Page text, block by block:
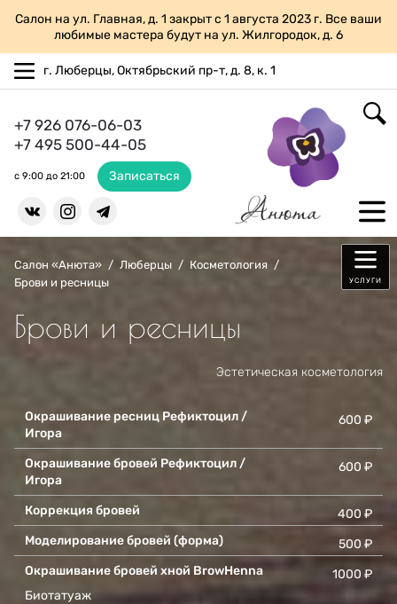
Салон на ул. Главная, д. 1 закрыт с 1 августа 2023 г. Все ваши
любимые мастера будут на ул. Жилгородок, д. 6
г. Люберцы, Октябрьский пр-т, д. 8, к. 1
+7 926 076-06-03
+7 495 500-44-05
с 9:00 до 21:00 Записаться
УСЛУГИ
Салон «Анюта» / Люберцы / Косметология /
Брови и ресницы
Брови и ресницы
Эстетическая косметология
Окрашивание ресниц Рефиктоцил /
Игора
600 ₽
Окрашивание бровей Рефиктоцил /
Игора
600 ₽
Коррекция бровей
400 ₽
Моделирование бровей (форма)
500 ₽
Окрашивание бровей хной BrowHenna
1000 ₽
Биотатуаж